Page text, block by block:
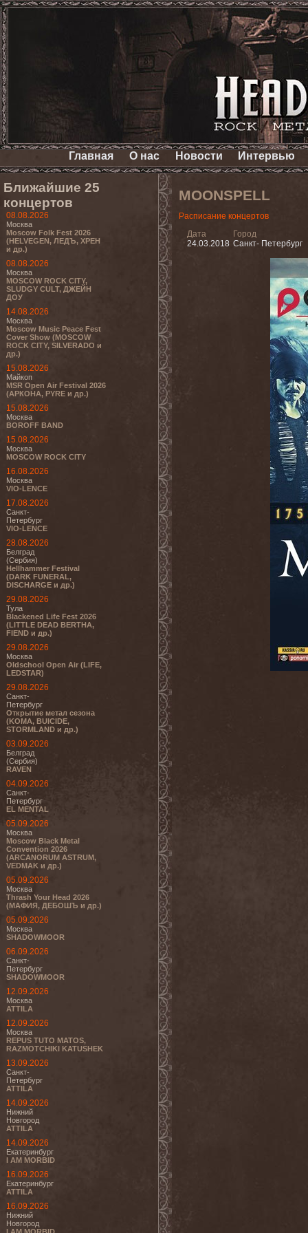
Главная О нас Новости Интервью
Ближайшие 25
концертов
08.08.2026
Москва
Moscow Folk Fest 2026
(HELVEGEN, ЛЕДЪ, ХРЕН
и др.)
08.08.2026
Москва
MOSCOW ROCK CITY,
SLUDGY CULT, ДЖЕЙН
ДОУ
14.08.2026
Москва
Moscow Music Peace Fest
Cover Show (MOSCOW
ROCK CITY, SILVERADO и
др.)
15.08.2026
Майкоп
MSR Open Air Festival 2026
(АРКОНА, PYRE и др.)
15.08.2026
Москва
BOROFF BAND
15.08.2026
Москва
MOSCOW ROCK CITY
16.08.2026
Москва
VIO-LENCE
17.08.2026
Санкт-
Петербург
VIO-LENCE
28.08.2026
Белград
(Сербия)
Hellhammer Festival
(DARK FUNERAL,
DISCHARGE и др.)
29.08.2026
Тула
Blackened Life Fest 2026
(LITTLE DEAD BERTHA,
FIEND и др.)
29.08.2026
Москва
Oldschool Open Air (LIFE,
LEDSTAR)
29.08.2026
Санкт-
Петербург
Открытие метал сезона
(KOMA, BUICIDE,
STORMLAND и др.)
03.09.2026
Белград
(Сербия)
RAVEN
04.09.2026
Санкт-
Петербург
EL MENTAL
05.09.2026
Москва
Moscow Black Metal
Convention 2026
(ARCANORUM ASTRUM,
VEDMAK и др.)
05.09.2026
Москва
Thrash Your Head 2026
(МАФИЯ, ДЕБОШЪ и др.)
05.09.2026
Москва
SHADOWMOOR
06.09.2026
Санкт-
Петербург
SHADOWMOOR
12.09.2026
Москва
ATTILA
12.09.2026
Москва
REPUS TUTO MATOS,
RAZMOTCHIKI KATUSHEK
13.09.2026
Санкт-
Петербург
ATTILA
14.09.2026
Нижний
Новгород
ATTILA
14.09.2026
Екатеринбург
I AM MORBID
16.09.2026
Екатеринбург
ATTILA
16.09.2026
Нижний
Новгород
MOONSPELL
Расписание концертов
Дата
24.03.2018
Город
Санкт- Петербург